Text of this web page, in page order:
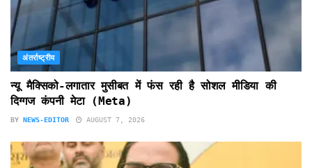
अंतर्राष्ट्रीय
न्यू मैक्सिको-लगातार मुसीबत में फंस रही है सोशल मीडिया की
दिग्गज कंपनी मेटा (Meta)
BY NEWS-EDITOR AUGUST 7, 2026